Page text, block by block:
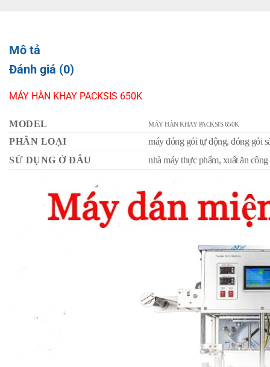
Mô tả
Đánh giá (0)
MÁY HÀN KHAY PACKSIS 650K
MODEL MÁY HÀN KHAY PACKSIS 650K
PHÂN LOẠI
máy đóng gói tự động, đóng gói
SỬ DỤNG Ở ĐÂU
nhà máy thực phẩm, xuất ăn